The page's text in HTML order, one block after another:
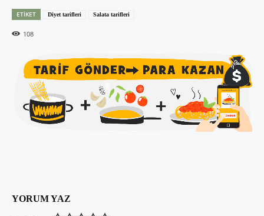
ETIKET Diyet tarifleri Salata tarifleri
108
YORUM YAZ